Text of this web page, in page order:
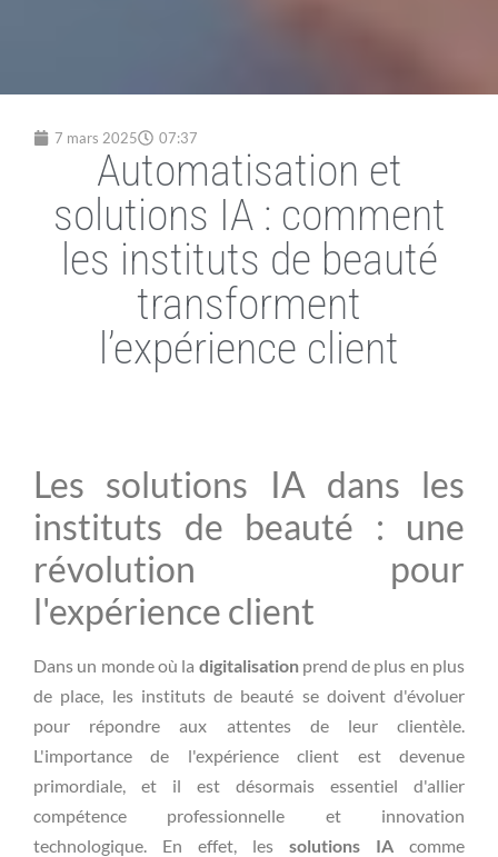
7 mars 2025 07:37
Automatisation et
solutions IA : comment
les instituts de beauté
transforment
l’expérience client
Les solutions IA dans les
instituts de beauté : une
révolution pour
l'expérience client
Dans un monde où la digitalisationprend de plus en plus
de place, les instituts de beauté se doivent d'évoluer
pour répondre aux attentes de leur clientèle.
L'importance de l'expérience client est devenue
primordiale, et il est désormais essentiel d'allier
compétence professionnelle et innovation
technologique. En effet, les solutions IA comme